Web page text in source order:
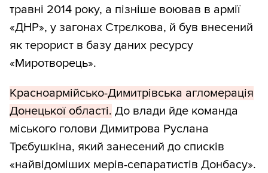
травні 2014 року, а пізніше воював в армії
«ДНР», у загонах Стрєлкова, й був внесений
як терорист в базу даних ресурсу
«Миротворець».
Красноармійсько-Димитрівська агломерація
Донецької області. До влади йде команда
міського голови Димитрова Руслана
Трєбушкіна, який занесений до списків
«найвідоміших мерів-сепаратистів Донбасу».